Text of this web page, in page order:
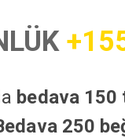
bedava 150
250